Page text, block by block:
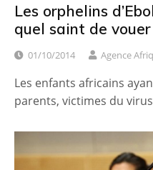
Les orphelins
quel saint de vouer
01/10/2014 Agence
Les enfants africains
parents, victimes du